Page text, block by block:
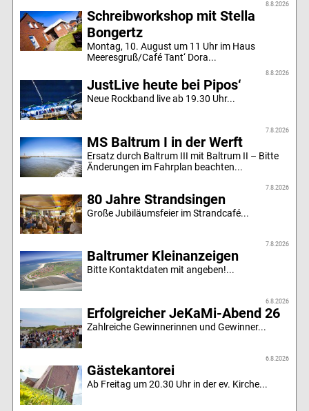
8.8.2026
Schreibworkshop mit Stella
Bongertz
Montag, 10. August um 11 Uhr im Haus
Meeresgruß/Café Tant‘ Dora...
8.8.2026
JustLive heute bei Pipos‘
Neue Rockband live ab 19.30 Uhr...
7.8.2026
MS Baltrum I in der Werft
Ersatz durch Baltrum III mit Baltrum II – Bitte
Änderungen im Fahrplan beachten...
7.8.2026
80 Jahre Strandsingen
Große Jubiläumsfeier im Strandcafé...
7.8.2026
Baltrumer Kleinanzeigen
Bitte Kontaktdaten mit angeben!...
6.8.2026
Erfolgreicher JeKaMi-Abend 26
Zahlreiche Gewinnerinnen und Gewinner...
6.8.2026
Gästekantorei
Ab Freitag um 20.30 Uhr in der ev. Kirche...